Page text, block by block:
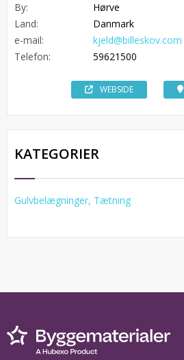
By:
Hørve
Land:
Danmark
e-mail:
kjeld@billeskov.com
Telefon:
59621500
WEBSIDE
KATEGORIER
Gulvbelægninger, Tætning